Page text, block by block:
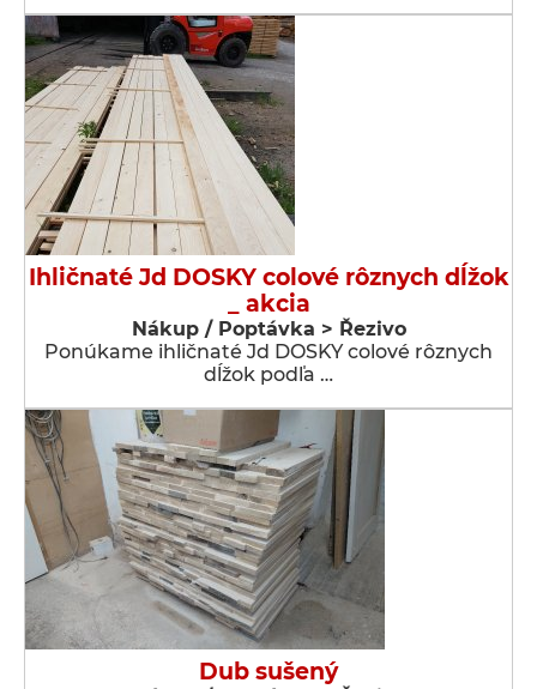
Ihličnaté Jd DOSKY colové rôznych dĺžok
_ akcia
Nákup / Poptávka > Řezivo
Ponúkame ihličnaté Jd DOSKY colové rôznych
dĺžok podľa …
Dub sušený